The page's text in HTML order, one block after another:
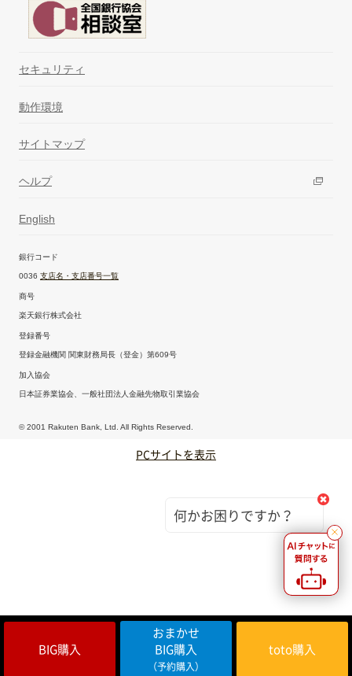
BIG購入
おまかせ
BIG購入
（予約購入）
toto購入
セキュリティ
動作環境
サイトマップ
ヘルプ
English
銀行コード
0036 支店名・支店番号一覧
商号
楽天銀行株式会社
登録番号
登録金融機関 関東財務局長（登金）第609号
加入協会
日本証券業協会、一般社団法人金融先物取引業協会
© 2001 Rakuten Bank, Ltd. All Rights Reserved.
PCサイトを表示
何かお困りですか？